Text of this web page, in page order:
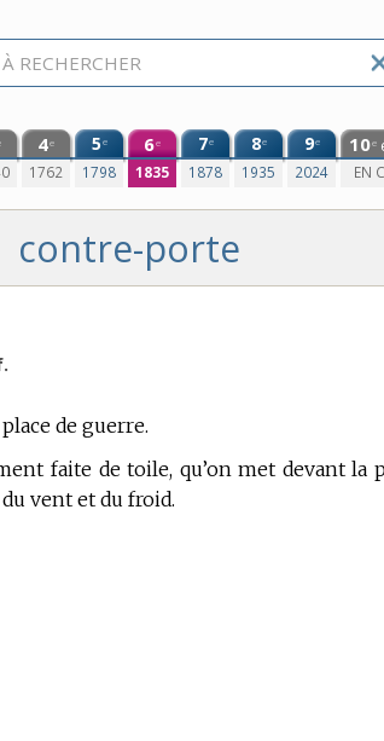
4e
1762
5e
1798
6e
1835
7e
1878
8e
1935
9e
2024
10e
EN
contre-porte
de guerre.
faite de toile, qu’on met devant la
vent et du froid.